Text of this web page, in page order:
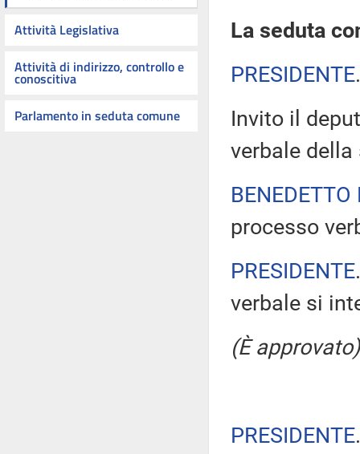
Attività Legislativa
Attività di indirizzo, controllo e
conoscitiva
Parlamento in seduta comune
La seduta
PRESIDENTE
Invito il
verbale della
processo
PRESIDENTE
verbale si
(È approvato)
PRESIDENTE